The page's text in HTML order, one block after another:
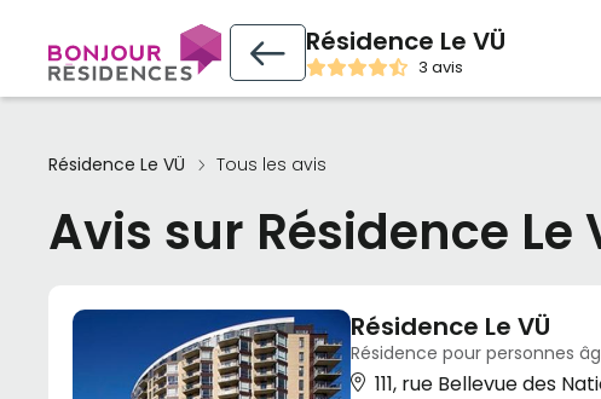
Résidence Le VÜ
3 avis
Résidence Le VÜ Tous les avis
Avis sur Résidence Le
Résidence Le VÜ
Résidence pour personnes
111, rue Bellevue des